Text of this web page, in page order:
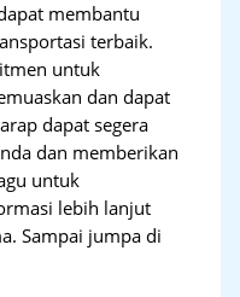
membantu
terbaik.
untuk
dan dapat
dapat segera
dan memberikan
untuk
lebih lanjut
Sampai jumpa di